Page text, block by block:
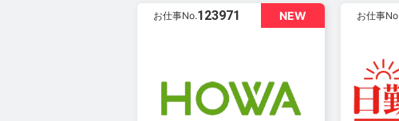
NEW
お仕事No.123971 お仕事No.